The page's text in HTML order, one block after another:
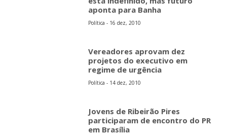
aponta para Banha
Política - 16 dez, 2010
Vereadores aprovam dez
projetos do executivo em
regime de urgência
Política - 14 dez, 2010
Jovens de Ribeirão Pires
participaram de encontro do PR
em Brasília